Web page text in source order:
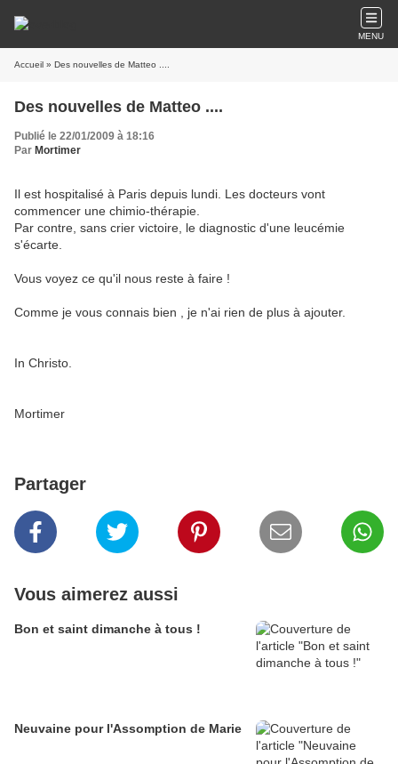
MENU
Accueil » Des nouvelles de Matteo ....
Des nouvelles de Matteo ....
Publié le 22/01/2009 à 18:16
Par Mortimer
Il est hospitalisé à Paris depuis lundi. Les docteurs vont
commencer une chimio-thérapie.
Par contre, sans crier victoire, le diagnostic d'une leucémie
s'écarte.
Vous voyez ce qu'il nous reste à faire !
Comme je vous connais bien , je n'ai rien de plus à ajouter.
In Christo.
Mortimer
Partager
Vous aimerez aussi
Bon et saint dimanche à tous !
Neuvaine pour l'Assomption de Marie